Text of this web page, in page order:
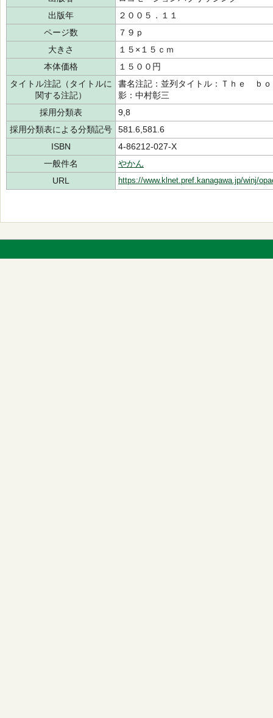
出版年
２００５．１１
ページ数
７９ｐ
大きさ
１５×１５ｃｍ
本体価格
１５００円
タイトル注記（タイトルに
関する注記）
書名注記：並列タイトル：Ｔｈｅ
影：中村彰三
採用分類表
9,8
採用分類表による分類記号
581.6,581.6
ISBN
4-86212-027-X
一般件名
やかん
URL
https://www.klnet.pref.kanagawa.jp/winj/